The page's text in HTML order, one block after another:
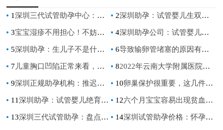
1深圳三代试管助孕中心：疤痕子宫还可以顺产吗，孕妈妈需要注意的事项！ 2深圳助孕：试管婴儿生双胞胎是有前提条件的，并非想生就生
3宝宝湿疹不用担心！不妨先了解这些 4深圳助孕公司：试管婴儿的智商并无差异性，与自然怀孕的孩子一样
5深圳助孕：生儿子不是什么难事，学会这几点心想事成 6导致输卵管堵塞的原因有很多，妇科炎症是原因之一
7 儿童胸口凹陷正常来看，是怎么回事？ 82022年云南大学附属医院试管技术，成功率及助孕费用一览
9深圳正规助孕机构：推迟你的绝经期，让你的身体更加健康。 10卵巢保护很重要，这几件事千万不要做
11深圳助孕：试管婴儿绝育，把生育控制权留在自己手里 12六个月宝宝容易出现贫血的症状，附适合贫血宝宝吃的辅食清单_1
13深圳三代试管助孕：盘点容易怀孕的中药治疗：这几大中成药助孕效果最好 14深圳试管助孕价格：怀孕预判男孩的准确方法，孕妇怀男孩最明显的征兆